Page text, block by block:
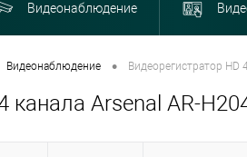
Видеонаблюдение
Видеонаблюдение • Видеорегистратор HD
канала Arsenal AR-